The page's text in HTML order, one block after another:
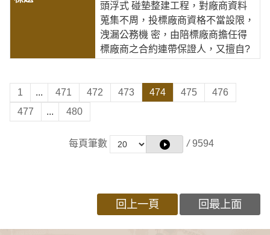
頭浮式 碰墊整建工程，對廠商資料
蒐集不周，投標廠商資格不當設限，
洩漏公務機 密，由陪標廠商擔任得
標廠商之合約連帶保證人，又擅自?
1 ... 471 472 473 474 475
476
477
... 480
每頁筆數 / 9594
回上一頁 回最上面